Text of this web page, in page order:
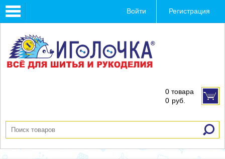
Toggle
navigation
Войти Регистрация
0 товара
0 руб.